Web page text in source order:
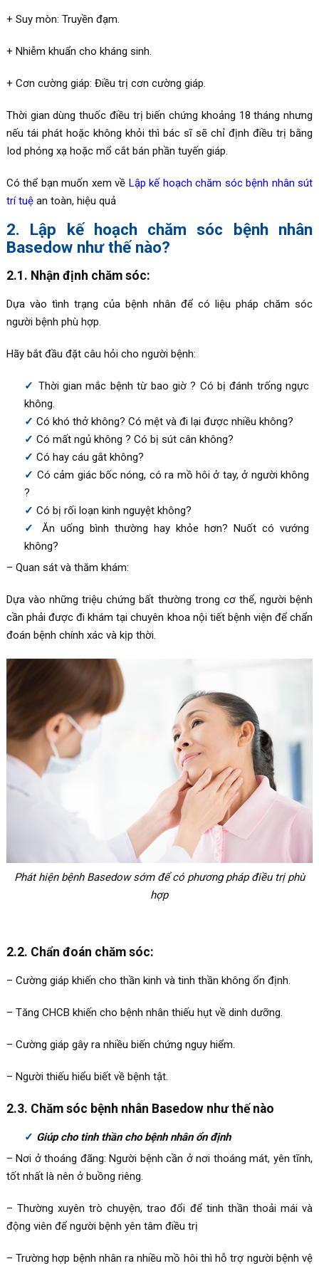
+ Suy mòn: Truyền đạm.
+ Nhiễm khuẩn cho kháng sinh.
+ Cơn cường giáp: Điều trị cơn cường giáp.
Thời gian dùng thuốc điều trị biến chứng khoảng 18 tháng nhưng
nếu tái phát hoặc không khỏi thì bác sĩ sẽ chỉ định điều trị bằng
Iod phóng xạ hoặc mổ cắt bán phần tuyến giáp.
Có thể bạn muốn xem về Lập kế hoạch chăm sóc bệnh nhân sút
trí tuệan toàn, hiệu quả
2. Lập kế hoạch chăm sóc bệnh nhân
Basedow như thế nào?
2.1. Nhận định chăm sóc:
Dựa vào tình trạng của bệnh nhân để có liệu pháp chăm sóc
người bệnh phù hợp.
Hãy bắt đầu đặt câu hỏi cho người bệnh:
Thời gian mắc bệnh từ bao giờ ? Có bị đánh trống ngực
không.
Có khó thở không? Có mệt và đi lại được nhiều không?
Có mất ngủ không ? Có bị sút cân không?
Có hay cáu gắt không?
Có cảm giác bốc nóng, có ra mồ hôi ở tay, ở người không
?
Có bị rối loạn kinh nguyệt không?
Ăn uống bình thường hay khỏe hơn? Nuốt có vướng
không?
– Quan sát và thăm khám:
Dựa vào những triệu chứng bất thường trong cơ thể, người bệnh
cần phải được đi khám tại chuyên khoa nội tiết bệnh viện để chẩn
đoán bệnh chính xác và kịp thời.
Phát hiện bệnh Basedow sớm để có phương pháp điều trị phù
hợp
2.2. Chẩn đoán chăm sóc:
– Cường giáp khiến cho thần kinh và tinh thần không ổn định.
– Tăng CHCB khiến cho bệnh nhân thiếu hụt về dinh dưỡng.
– Cường giáp gây ra nhiều biến chứng nguy hiểm.
– Người thiếu hiểu biết về bệnh tật.
2.3. Chăm sóc bệnh nhân Basedow như thế nào
Giúp cho tinh thần cho bệnh nhân ổn định
– Nơi ở thoáng đãng: Người bệnh cần ở nơi thoáng mát, yên tĩnh,
tốt nhất là nên ở buồng riêng.
– Thường xuyên trò chuyện, trao đổi để tinh thần thoải mái và
động viên để người bệnh yên tâm điều trị
– Trường hợp bệnh nhân ra nhiều mồ hôi thì hỗ trợ người bệnh vệ